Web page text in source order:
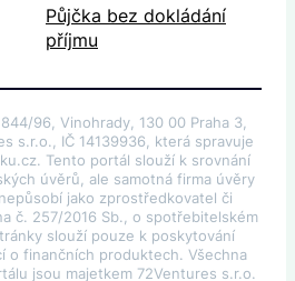
Půjčka bez dokládání
příjmu
96, Vinohrady, 130 00 Praha 3,
s.r.o., IČ 14139936, která spravuje
Tento portál slouží k srovnání
úvěrů, ale samotná firma úvěry
jako zprostředkovatel či
č. 257/2016 Sb., o spotřebitelském
slouží pouze k poskytování
o finančních produktech. Všechna
jsou majetkem 72Ventures s.r.o.